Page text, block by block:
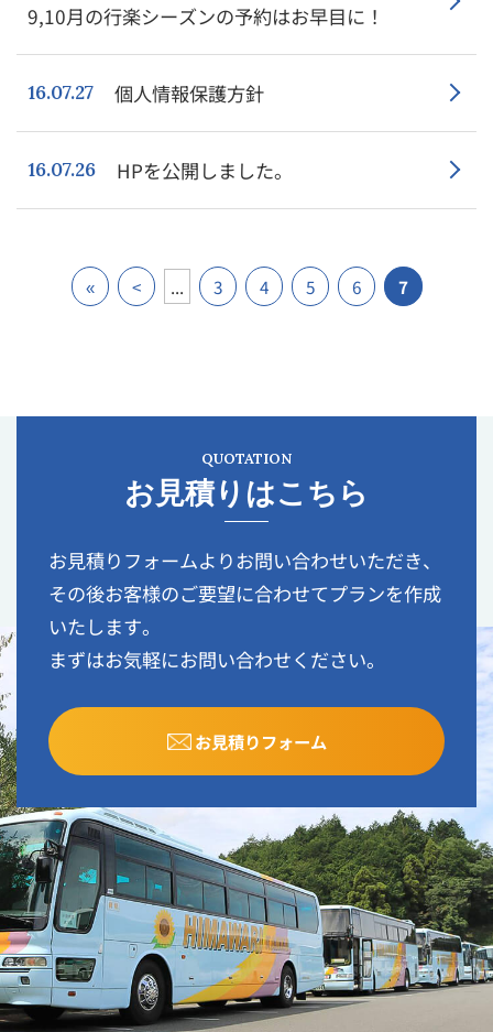
9,10月の行楽シーズンの予約はお早目に！
16.07.27 個人情報保護方針
16.07.26 HPを公開しました。
« < ... 3 4 5 6 7
QUOTATION
お見積りはこちら
お見積りフォームよりお問い合わせいただき、
その後お客様のご要望に合わせてプランを作成
いたします。
まずはお気軽にお問い合わせください。
お見積りフォーム